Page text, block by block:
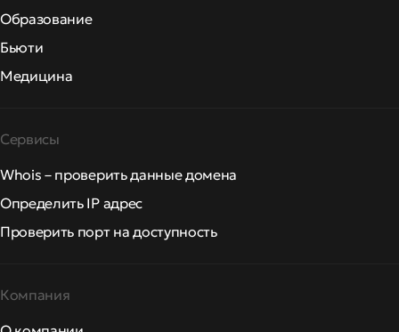
Образование
Бьюти
Медицина
Сервисы
Whois – проверить данные домена
Определить IP адрес
Проверить порт на доступность
Компания